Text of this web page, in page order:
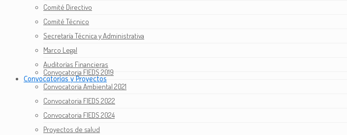
Comité Directivo
Comité Técnico
Secretaría Técnica y Administrativa
Marco Legal
Auditorías Financieras
Convocatorias y Proyectos
Convocatoria FIEDS 2019
Convocatoria Ambiental 2021
Convocatoria FIEDS 2022
Convocatoria FIEDS 2024
Proyectos de salud